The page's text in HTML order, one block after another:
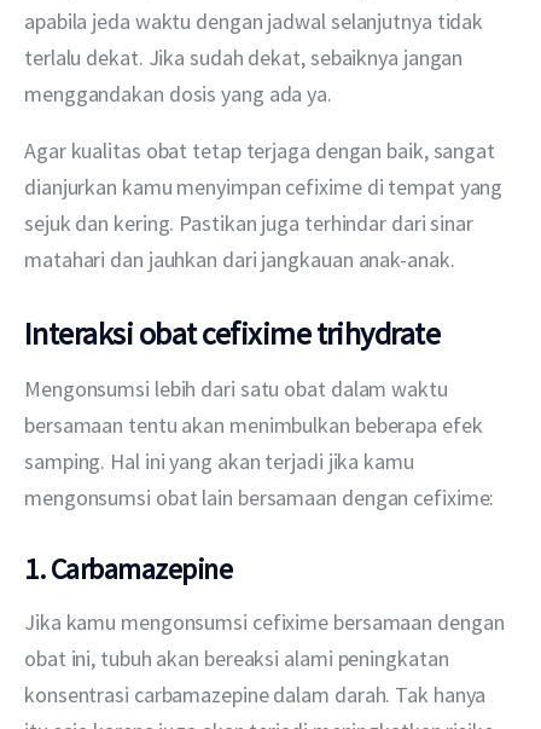
apabila jeda waktu dengan jadwal selanjutnya tidak
terlalu dekat. Jika sudah dekat, sebaiknya jangan
menggandakan dosis yang ada ya.
Agar kualitas obat tetap terjaga dengan baik, sangat
dianjurkan kamu menyimpan cefixime di tempat yang
sejuk dan kering. Pastikan juga terhindar dari sinar
matahari dan jauhkan dari jangkauan anak-anak.
Interaksi obat cefixime trihydrate
Mengonsumsi lebih dari satu obat dalam waktu
bersamaan tentu akan menimbulkan beberapa efek
samping. Hal ini yang akan terjadi jika kamu
mengonsumsi obat lain bersamaan dengan cefixime:
1. Carbamazepine
Jika kamu mengonsumsi cefixime bersamaan dengan
obat ini, tubuh akan bereaksi alami peningkatan
konsentrasi carbamazepine dalam darah. Tak hanya